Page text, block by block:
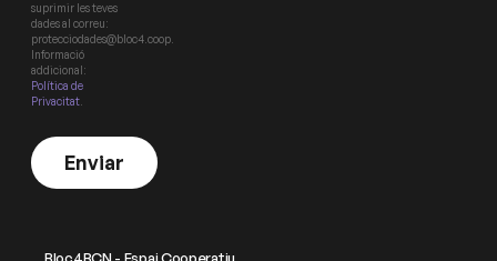
suprimir les teves
dades al correu:
protecciodades@bloc4.coop.
Informació
addicional:
Política de
Privacitat
Enviar